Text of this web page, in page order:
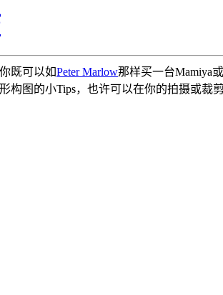
既可以如Peter Marlow那样买一台Mamiya
图的小Tips，也许可以在你的拍摄或裁